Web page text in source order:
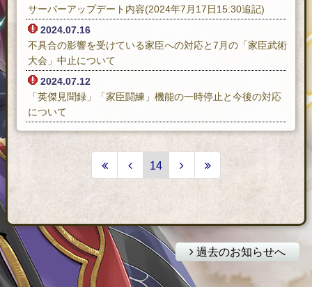
サーバーアップデート内容(2024年7月17日15:30追記)
2024.07.16
不具合の影響を受けている家臣への対応と7月の「家臣武術
大会」中止について
2024.07.12
「英傑見聞録」「家臣闘練」機能の一時停止と今後の対応
について
14
過去のお知らせへ